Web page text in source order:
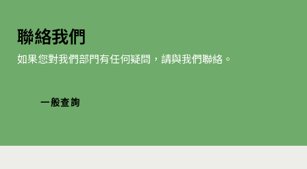
聯絡我們
如果您對我們部門有任何疑問，請與我們聯絡。
一般查詢